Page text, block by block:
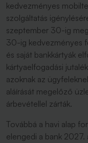
kedvezményes
szolgáltatás
szeptember 30-ig
30-ig kedvezményes
és saját bankkártyák
kártyaelfogadási
azoknak az
aláírását megelőző
árbevétellel zárták.
Továbbá a havi alap
elengedi a bank 2027.